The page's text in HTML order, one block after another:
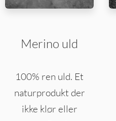
Merino uld
100% ren uld. Et
naturprodukt der
ikke klør eller